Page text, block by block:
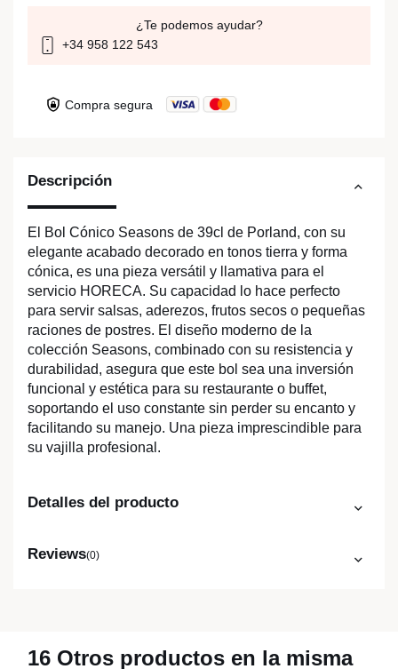
Descripción
El Bol Cónico Seasons de 39cl de Porland, con su
elegante acabado decorado en tonos tierra y forma
cónica, es una pieza versátil y llamativa para el
servicio HORECA. Su capacidad lo hace perfecto
para servir salsas, aderezos, frutos secos o pequeñas
raciones de postres. El diseño moderno de la
colección Seasons, combinado con su resistencia y
durabilidad, asegura que este bol sea una inversión
funcional y estética para su restaurante o buffet,
soportando el uso constante sin perder su encanto y
facilitando su manejo. Una pieza imprescindible para
su vajilla profesional.
Detalles del producto
Reviews(0)
¿Te podemos ayudar?
+34 958 122 543
Compra segura
16 Otros productos en la misma